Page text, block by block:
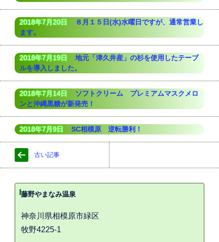
2018年7月20日
８月１５日(水)水曜日ですが、通常営業し
ます。
2018年7月19日 地元「津久井産」の杉を使用したテーブ
ルを導入しました。
2018年7月14日
ソフトクリーム プレミアムマスクメロ
ンと沖縄黒糖が新発売！
2018年7月9日 SC相模原 逆転勝利！
古い記事
藤野やまなみ温泉
神奈川県相模原市緑区
牧野4225-1